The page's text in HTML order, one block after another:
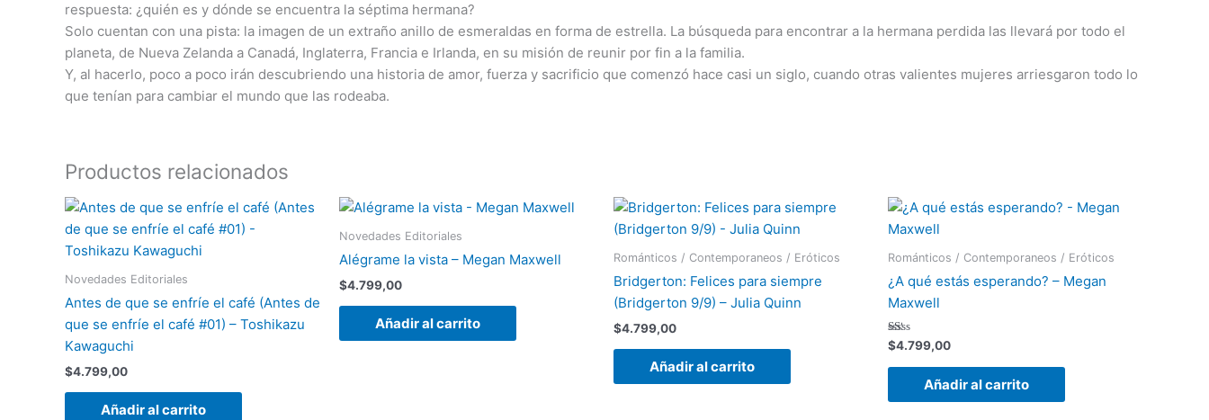
respuesta: ¿quién es y dónde se encuentra la séptima hermana?
Solo cuentan con una pista: la imagen de un extraño anillo de esmeraldas en forma de estrella. La búsqueda para encontrar a la hermana perdida las llevará por todo el
planeta, de Nueva Zelanda a Canadá, Inglaterra, Francia e Irlanda, en su misión de reunir por fin a la familia.
Y, al hacerlo, poco a poco irán descubriendo una historia de amor, fuerza y sacrificio que comenzó hace casi un siglo, cuando otras valientes mujeres arriesgaron todo lo
que tenían para cambiar el mundo que las rodeaba.
Productos relacionados
Novedades Editoriales
Antes de que se enfríe el café (Antes de
que se enfríe el café #01) – Toshikazu
Kawaguchi
$4.799,00
Añadir al carrito
Novedades Editoriales
Alégrame la vista – Megan Maxwell
$4.799,00
Añadir al carrito
Románticos / Contemporaneos / Eróticos
Bridgerton: Felices para siempre
(Bridgerton 9/9) – Julia Quinn
$4.799,00
Añadir al carrito
Románticos / Contemporaneos / Eróticos
¿A qué estás esperando? – Megan
Maxwell
Valorado
con
1.12
$4.799,00
Añadir al carrito